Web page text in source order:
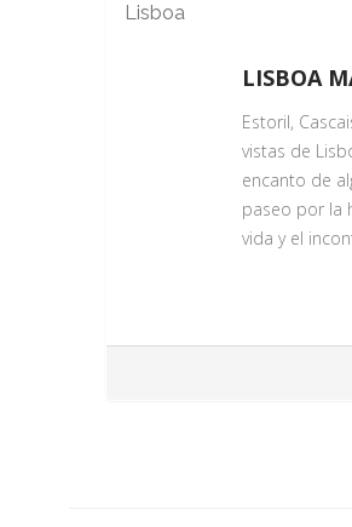
Lisboa
LISBOA
Estoril,
vistas de
encanto de
paseo por la
vida y el
PASEO